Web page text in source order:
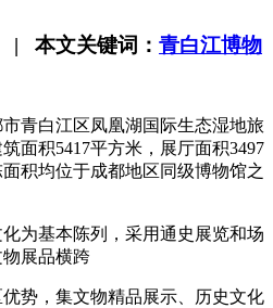
| 本文关键词： 青白江博物
白江区凤凰湖国际生态湿地旅
面积5417平方米，展厅面积3497
积均位于成都地区同级博物馆之
基本陈列，采用通史展览和场
展品横跨
，集文物精品展示、历史文化